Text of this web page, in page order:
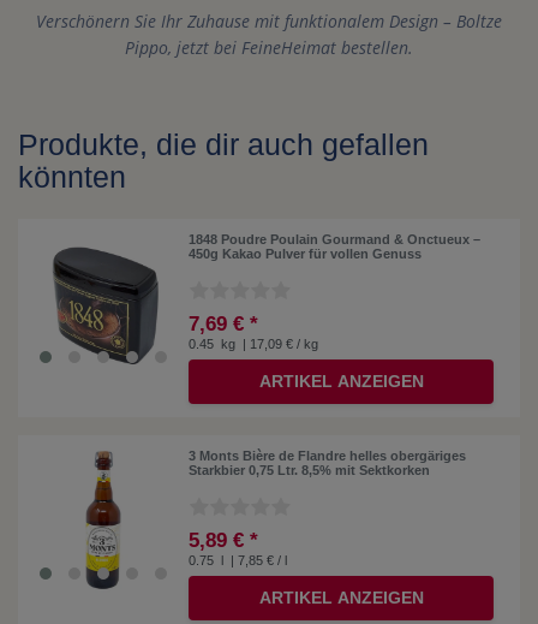
Verschönern Sie Ihr Zuhause mit funktionalem Design – Boltze
Pippo, jetzt bei FeineHeimat bestellen.
Produkte, die dir auch gefallen
könnten
1848 Poudre Poulain Gourmand & Onctueux –
450g Kakao Pulver für vollen Genuss
7,69 € *
0.45 kg | 17,09 € / kg
ARTIKEL ANZEIGEN
3 Monts Bière de Flandre helles obergäriges
Starkbier 0,75 Ltr. 8,5% mit Sektkorken
5,89 € *
0.75 | 7,85 € / l
ARTIKEL ANZEIGEN